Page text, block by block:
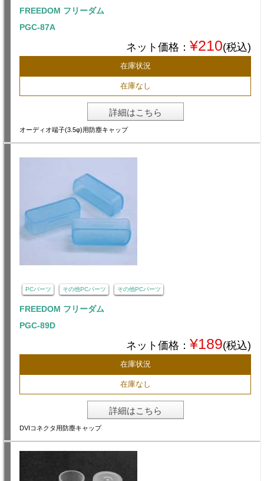
FREEDOM フリーダム
PGC-87A
ネット価格： ¥210(税込)
在庫状況
在庫なし
詳細はこちら
オーディオ端子(3.5φ)用防塵キャップ
PCパーツ その他PCパーツ その他PCパーツ
FREEDOM フリーダム
PGC-89D
ネット価格： ¥189(税込)
在庫状況
在庫なし
詳細はこちら
DVIコネクタ用防塵キャップ